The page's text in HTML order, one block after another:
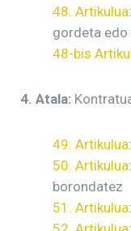
48. Artikulua
gordeta
48-bis
4. Atala:
49. Artikulua
50. Artikulua
borondatez
51. Artikulua